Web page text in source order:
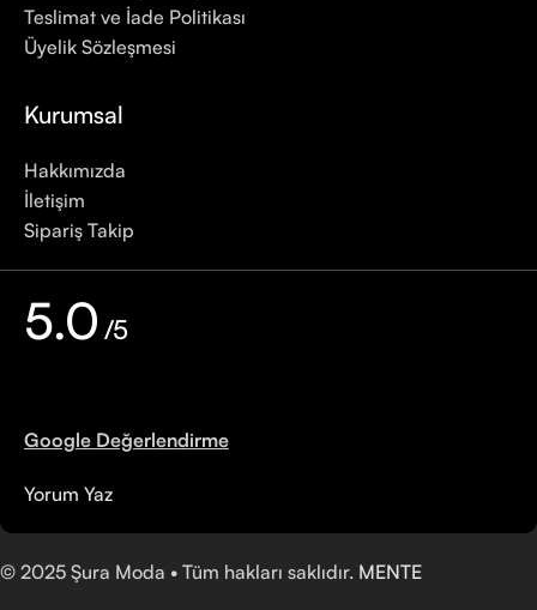
Teslimat ve İade Politikası
Üyelik Sözleşmesi
Kurumsal
Hakkımızda
İletişim
Sipariş Takip
5.0 /5
Google Değerlendirme
Yorum Yaz
© 2025 Şura Moda • Tüm hakları saklıdır. MENTE